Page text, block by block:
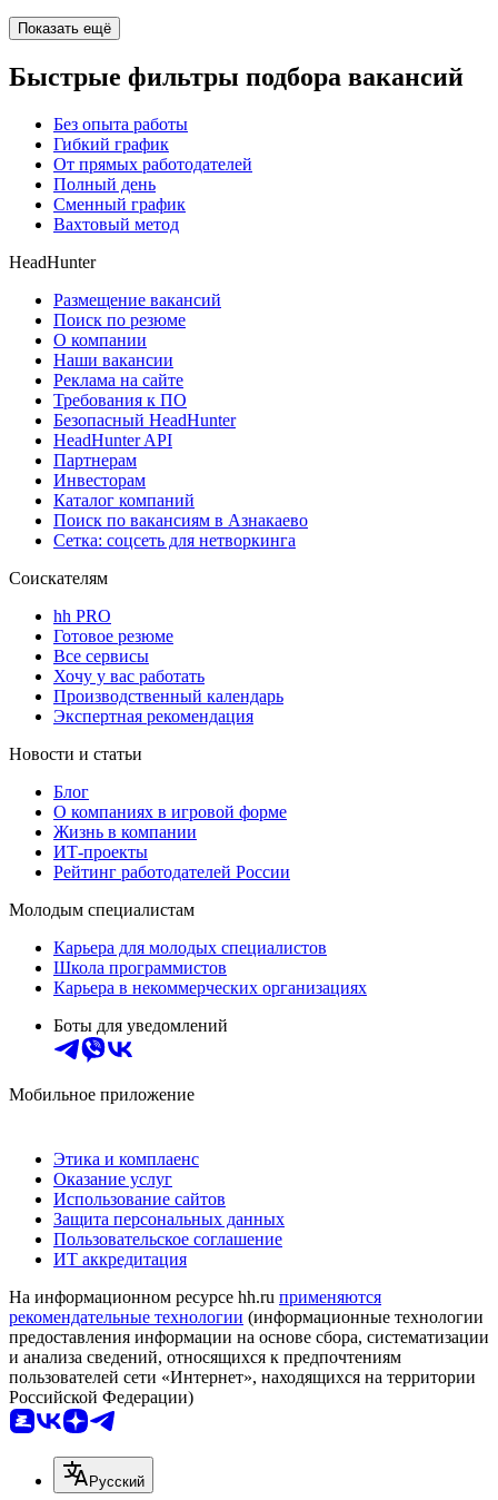
Показать ещё
Быстрые фильтры подбора вакансий
Без опыта работы
Гибкий график
От прямых работодателей
Полный день
Сменный график
Вахтовый метод
HeadHunter
Размещение вакансий
Поиск по резюме
О компании
Наши вакансии
Реклама на сайте
Требования к ПО
Безопасный HeadHunter
HeadHunter API
Партнерам
Инвесторам
Каталог компаний
Поиск по вакансиям в Азнакаево
Сетка: соцсеть для нетворкинга
Соискателям
hh PRO
Готовое резюме
Все сервисы
Хочу у вас работать
Производственный календарь
Экспертная рекомендация
Новости и статьи
Блог
О компаниях в игровой форме
Жизнь в компании
ИТ-проекты
Рейтинг работодателей России
Молодым специалистам
Карьера для молодых специалистов
Школа программистов
Карьера в некоммерческих организациях
Боты для уведомлений
Мобильное приложение
Этика и комплаенс
Оказание услуг
Использование сайтов
Защита персональных данных
Пользовательское соглашение
ИТ аккредитация
На информационном ресурсе hh.ru применяются
рекомендательные технологии (информационные технологии
предоставления информации на основе сбора, систематизации
и анализа сведений, относящихся к предпочтениям
пользователей сети «Интернет», находящихся на территории
Российской Федерации)
Русский